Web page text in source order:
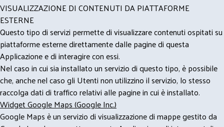
VISUALIZZAZIONE DI CONTENUTI DA PIATTAFORME
ESTERNE
Questo tipo di servizi permette di visualizzare contenuti ospitati su
piattaforme esterne direttamente dalle pagine di questa
Applicazione e di interagire con essi.
Nel caso in cui sia installato un servizio di questo tipo, è possibile
che, anche nel caso gli Utenti non utilizzino il servizio, lo stesso
raccolga dati di traffico relativi alle pagine in cui è installato.
Widget Google Maps (Google Inc.)
Google Maps è un servizio di visualizzazione di mappe gestito da